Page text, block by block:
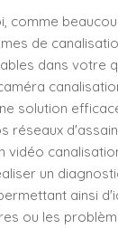
comme
de
dans votre
solution
réseaux
vidéo
un
ainsi
ou les